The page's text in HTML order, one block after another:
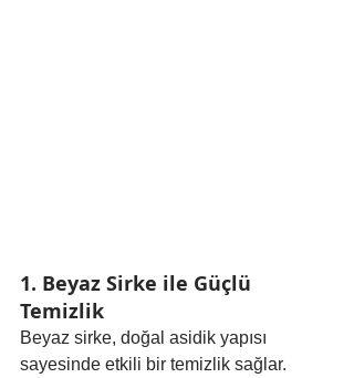
1. Beyaz Sirke ile Güçlü
Temizlik
Beyaz sirke, doğal asidik yapısı
sayesinde etkili bir temizlik sağlar.